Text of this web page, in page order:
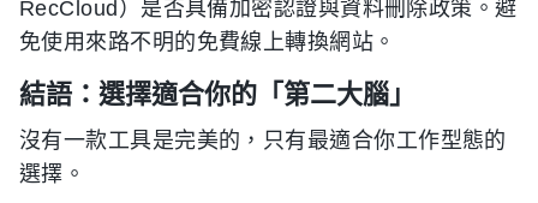
RecCloud）是否具備加密認證與資料刪除政策。避
免使用來路不明的免費線上轉換網站。
結語：選擇適合你的「第二大腦」
沒有一款工具是完美的，只有最適合你工作型態的
選擇。